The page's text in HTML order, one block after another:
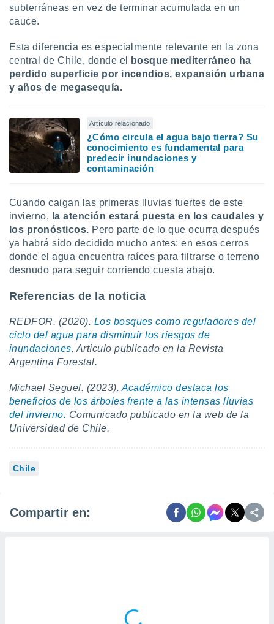
subterráneas en vez de terminar acumulada en un
cauce.
Esta diferencia es especialmente relevante en la zona
central de Chile, donde el
bosque mediterráneo ha
perdido superficie por incendios, expansión urbana
y años de megasequía.
Artículo relacionado
¿Cómo circula el agua bajo tierra? Su
conocimiento es fundamental para
predecir inundaciones y
contaminación
Cuando caigan las primeras lluvias fuertes de este
invierno, la atención estará puesta en los caudales y
los pronósticos. Pero parte de lo que ocurra después
ya habrá sido decidido mucho antes: en esos cerros
donde el agua encuentra raíces para filtrarse o terreno
desnudo para seguir corriendo cuesta abajo.
Referencias de la noticia
REDFOR. (2020). Los bosques como reguladores del
ciclo del agua para disminuir los riesgos de
inundaciones. Artículo publicado en la Revista
Argentina Forestal.
Michael Seguel. (2023). Académico destaca los
beneficios de los árboles frente a las intensas lluvias
del invierno. Comunicado publicado en la web de la
Universidad de Chile.
Chile
Compartir en: